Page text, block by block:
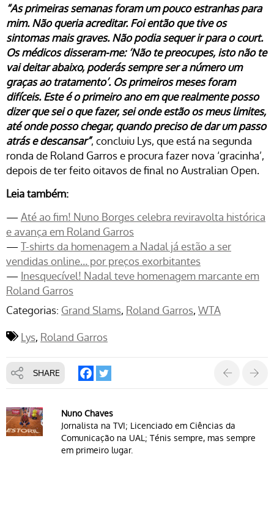
“As primeiras semanas foram um pouco estranhas para
mim. Não queria acreditar. Foi então que tive os
sintomas mais graves. Não podia sequer ir para o court.
Os médicos disseram-me: ‘Não te preocupes, isto não te
vai deitar abaixo, poderás sempre ser a número um
graças ao tratamento’. Os primeiros meses foram
difíceis. Este é o primeiro ano em que realmente posso
dizer que sei o que fazer, sei onde estão os meus limites,
até onde posso chegar, quando preciso de dar um passo
atrás e descansar”, concluiu Lys, que está na segunda
ronda de Roland Garros e procura fazer nova ‘gracinha’,
depois de ter feito oitavos de final no Australian Open.
Leia também:
— Até ao fim! Nuno Borges celebra reviravolta histórica
e avança em Roland Garros
— T-shirts da homenagem a Nadal já estão a ser
vendidas online… por preços exorbitantes
— Inesquecível! Nadal teve homenagem marcante em
Roland Garros
Categorias: Grand Slams Roland Garros WTA
Lys Roland Garros
SHARE
Nuno Chaves
Jornalista na TVI; Licenciado em Ciências da
Comunicação na UAL; Ténis sempre, mas sempre
em primeiro lugar.